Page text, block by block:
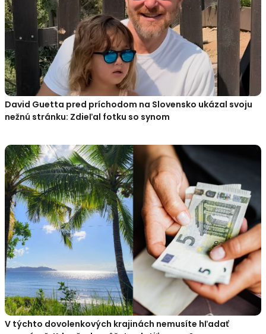
David Guetta pred príchodom na Slovensko ukázal svoju
nežnú stránku: Zdieľal fotku so synom
V týchto dovolenkových krajinách nemusíte hľadať